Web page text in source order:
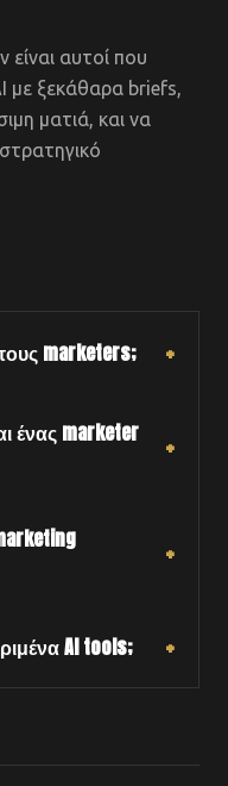
αυτοί που
με ξεκάθαρα briefs,
ματιά, και να
marketers; +
ένας marketer
+
+
AI tools; +